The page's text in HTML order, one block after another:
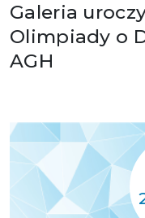
Galeria
Olimpiady o
AGH